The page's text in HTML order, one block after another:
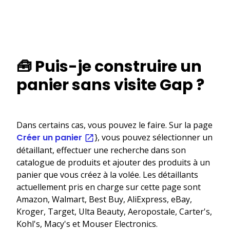
🧰 Puis-je construire un
panier sans visite Gap ?
Dans certains cas, vous pouvez le faire. Sur la page
Créer un panier
}, vous pouvez sélectionner un
détaillant, effectuer une recherche dans son
catalogue de produits et ajouter des produits à un
panier que vous créez à la volée. Les détaillants
actuellement pris en charge sur cette page sont
Amazon, Walmart, Best Buy, AliExpress, eBay,
Kroger, Target, Ulta Beauty, Aeropostale, Carter's,
Kohl's, Macy's et Mouser Electronics.